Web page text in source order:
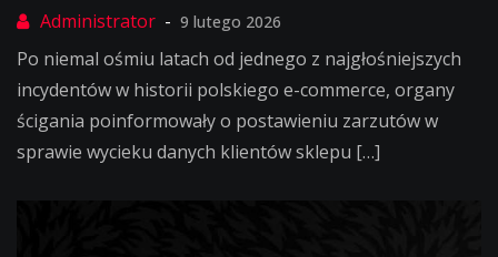
9 lutego 2026
Po niemal ośmiu latach od jednego z najgłośniejszych
incydentów w historii polskiego e-commerce, organy
ścigania poinformowały o postawieniu zarzutów w
sprawie wycieku danych klientów sklepu […]